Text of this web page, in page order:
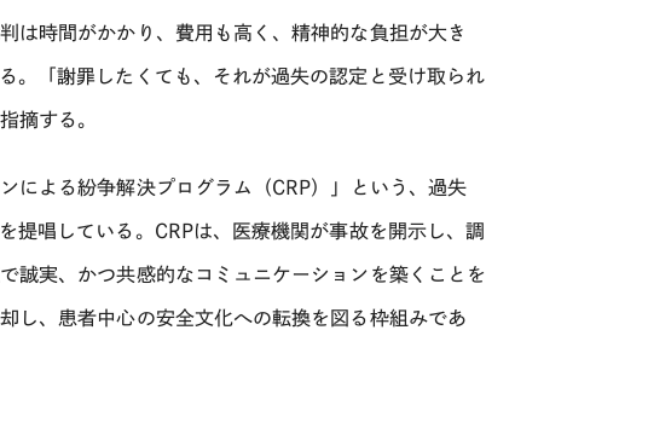
は時間がかかり、費用も高く、精神的な負担が大き
。「謝罪したくても、それが過失の認定と受け取られ
摘する。
による紛争解決プログラム（CRP）」という、過失
提唱している。CRPは、医療機関が事故を開示し、調
誠実、かつ共感的なコミュニケーションを築くことを
し、患者中心の安全文化への転換を図る枠組みであ